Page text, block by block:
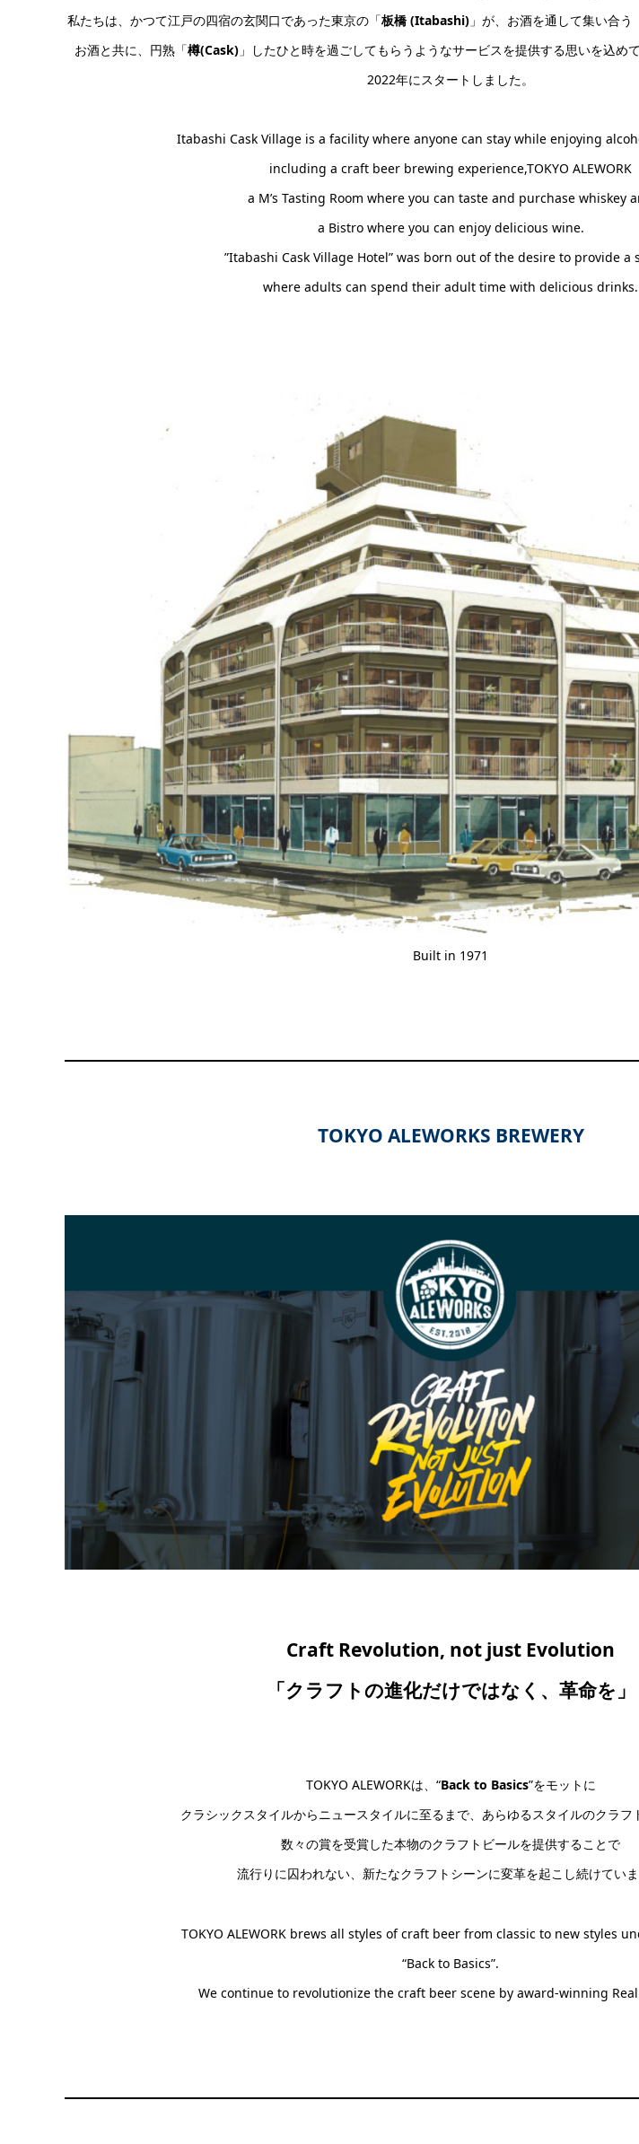
私たちは、かつて江戸の四宿の玄関口であった東京の「板橋 (Itabashi) 」が、お酒を通して集い合う
お酒と共に、円熟「樽(Cask) 」したひと時を過ごしてもらうようなサービスを提供する思いを込め
2022年にスタートしました。
Itabashi Cask Village is a facility where anyone can stay while enjoying
including a craft beer brewing experience,TOKYO ALEWORK
a M’s Tasting Room where you can taste and purchase whiskey
a Bistro where you can enjoy delicious wine.
”Itabashi Cask Village Hotel” was born out of the desire to provide a
where adults can spend their adult time with delicious drinks.
Built in 1971
TOKYO ALEWORKS BREWERY
Craft Revolution, not just Evolution
「クラフトの進化だけではなく、革命を」
TOKYO ALEWORKは、“Back to Basics”をモットに
クラシックスタイルからニュースタイルに至るまで、あらゆるスタイルのクラフ
数々の賞を受賞した本物のクラフトビールを提供することで
流行りに囚われない、新たなクラフトシーンに変革を起こし続けていま
TOKYO ALEWORK brews all styles of craft beer from classic to new styles
“Back to Basics”.
We continue to revolutionize the craft beer scene by award-winning